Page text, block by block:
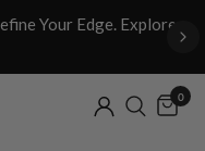
Your Edge. Explore
0